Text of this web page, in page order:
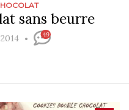
sans beurre
49